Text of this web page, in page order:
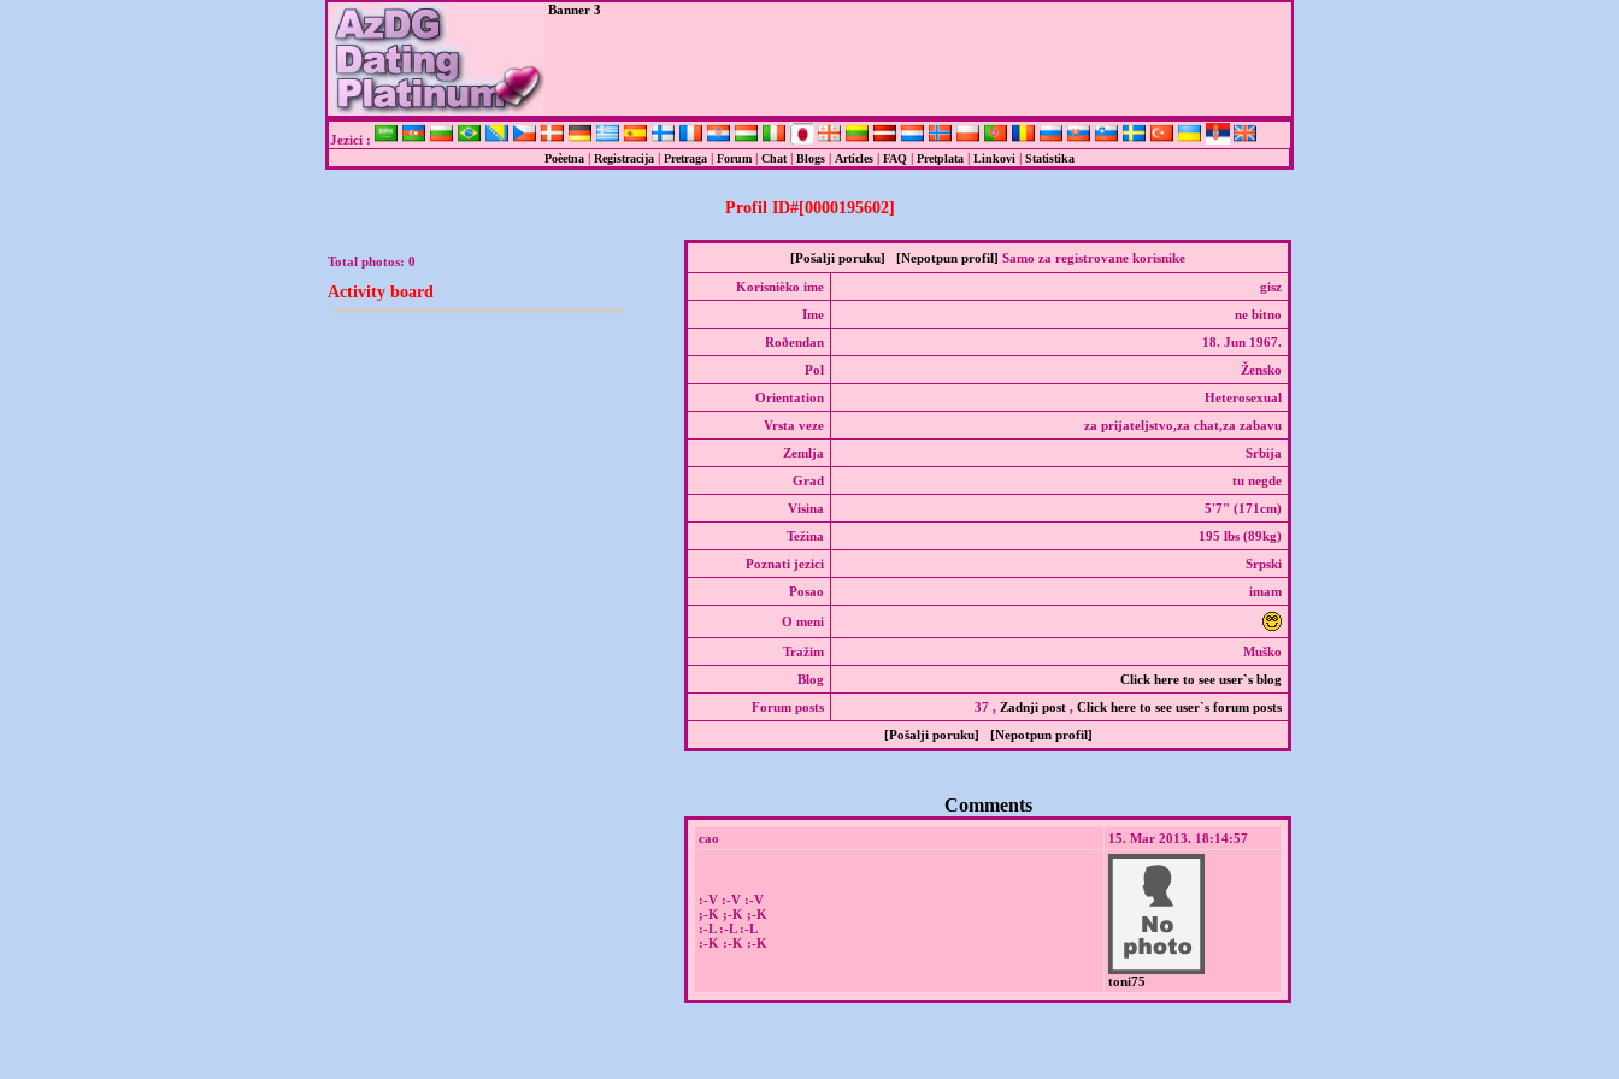
Banner 3
Jezici :
Poèetna| Registracija| Pretraga| Forum| Chat| Blogs| Articles| FAQ| Pretplata| Linkovi| Statistika
Profil ID#[0000195602]
Total photos: 0
Activity board
[Pošalji poruku] [Nepotpun profil] Samo za registrovane korisnike
Korisnièko ime
gisz
Ime
ne bitno
Roðendan
18. Jun 1967.
Pol
Žensko
Orientation
Heterosexual
Vrsta veze
za prijateljstvo,za chat,za zabavu
Zemlja
Srbija
Grad
tu negde
Visina
5'7" (171cm)
Težina
195 lbs (89kg)
Poznati jezici
Srpski
Posao
imam
O meni
Tražim
Muško
Blog
Click here to see user`s blog
Forum posts
37 , Zadnji post , Click here to see user`s forum posts
[Pošalji poruku]
[Nepotpun profil]
Comments
cao 15. Mar 2013. 18:14:57
:-V :-V :-V
;-K ;-K ;-K
:-L :-L :-L
:-K :-K :-K
toni75